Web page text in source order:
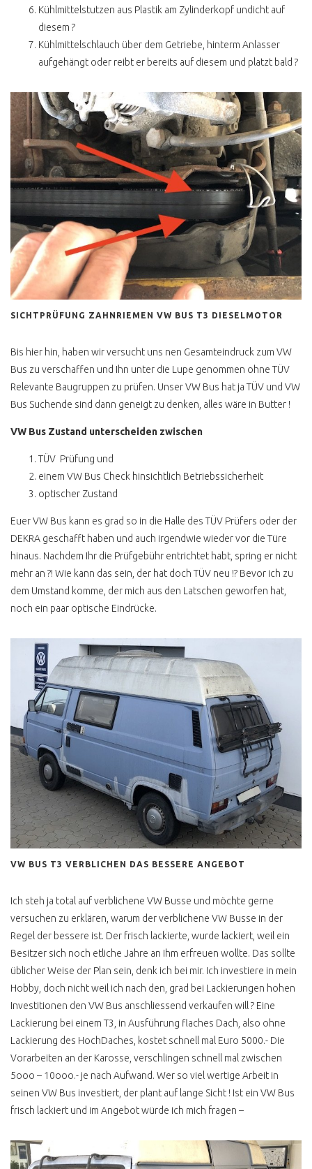
T4 HOCH LANG 9 SITZER
T4 BUDGET CAMPER
T4 FUNKTIONELLER
AUSBAU
T4 HYPE HÖCHSTPREISE
T4 DIESEL / BENZINER
KAUFEN ?
T4 BENZINER KAUFEN ?
T4 DIESEL KAUFEN ?
T4 ONE CLICK BUY
T4 SYNCRO BERATUNG
T4 SYNCRO HYPE
HÖCHSTPREISE
MULTIVAN SYNCRO
KLAPPDACHCAMPER
T4 SYCNRO EIGENBAU
CAMPER
T4 SYNCRO CARAVELLE CL
GL LANG
T4 SYNCRO HÖHER LEGEN
SPERRE
RESTAURATION
TOTAL VERROSTET DOCH
T4 UNTERBODEN OK ?
UNTERBODENSCHUTZ
ABZOCKE
T4 RESTAURATION
MANGELHAFT
T4 STRAHLEN PER EIS
T4 KONSERVIEREN MIT
MIKE SANDERS
T4 ROSTKUR NOCH GUT
ERHALTEN
T4 HIGH SCORER
T4 ONLINE BERATUNG
T4 DIY CAMPER AUSBAU
T4 KAUFPREIS
ERRECHNEN
T4 TECHNISCHE
T4 AUTOMATIKGETRIEBE
GPS ORTUNG EINBAU
Kühlmittelstutzen aus Plastik am Zylinderkopf undicht auf
diesem ?
Kühlmittelschlauch über dem Getriebe, hinterm Anlasser
aufgehängt oder reibt er bereits auf diesem und platzt bald ?
SICHTPRÜFUNG ZAHNRIEMEN VW BUS T3 DIESELMOTOR
Bis hier hin, haben wir versucht uns nen Gesamteindruck zum VW
Bus zu verschaffen und Ihn unter die Lupe genommen ohne TÜV
Relevante Baugruppen zu prüfen. Unser VW Bus hat ja TÜV und VW
Bus Suchende sind dann geneigt zu denken, alles wäre in Butter !
VW Bus Zustand unterscheiden zwischen
TÜV Prüfung und
einem VW Bus Check hinsichtlich Betriebssicherheit
optischer Zustand
Euer VW Bus kann es grad so in die Halle des TÜV Prüfers oder der
DEKRA geschafft haben und auch irgendwie wieder vor die Türe
hinaus. Nachdem Ihr die Prüfgebühr entrichtet habt, spring er nicht
mehr an ?! Wie kann das sein, der hat doch TÜV neu !? Bevor ich zu
dem Umstand komme, der mich aus den Latschen geworfen hat,
noch ein paar optische Eindrücke.
VW BUS T3 VERBLICHEN DAS BESSERE ANGEBOT
Ich steh ja total auf verblichene VW Busse und möchte gerne
versuchen zu erklären, warum der verblichene VW Busse in der
Regel der bessere ist. Der frisch lackierte, wurde lackiert, weil ein
Besitzer sich noch etliche Jahre an Ihm erfreuen wollte. Das sollte
üblicher Weise der Plan sein, denk ich bei mir. Ich investiere in mein
Hobby, doch nicht weil ich nach den, grad bei Lackierungen hohen
Investitionen den VW Bus anschliessend verkaufen will ? Eine
Lackierung bei einem T3, in Ausführung flaches Dach, also ohne
Lackierung des HochDaches, kostet schnell mal Euro 5000.- Die
Vorarbeiten an der Karosse, verschlingen schnell mal zwischen
5ooo – 10ooo.- je nach Aufwand. Wer so viel wertige Arbeit in
seinen VW Bus investiert, der plant auf lange Sicht ! Ist ein VW Bus
frisch lackiert und im Angebot würde ich mich fragen –